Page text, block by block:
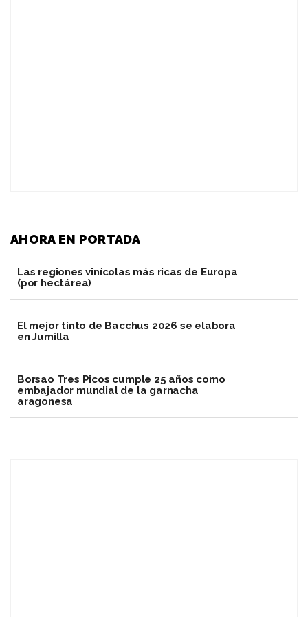
AHORA EN PORTADA
Las regiones vinícolas más ricas de Europa
(por hectárea)
El mejor tinto de Bacchus 2026 se elabora
en Jumilla
Borsao Tres Picos cumple 25 años como
embajador mundial de la garnacha
aragonesa